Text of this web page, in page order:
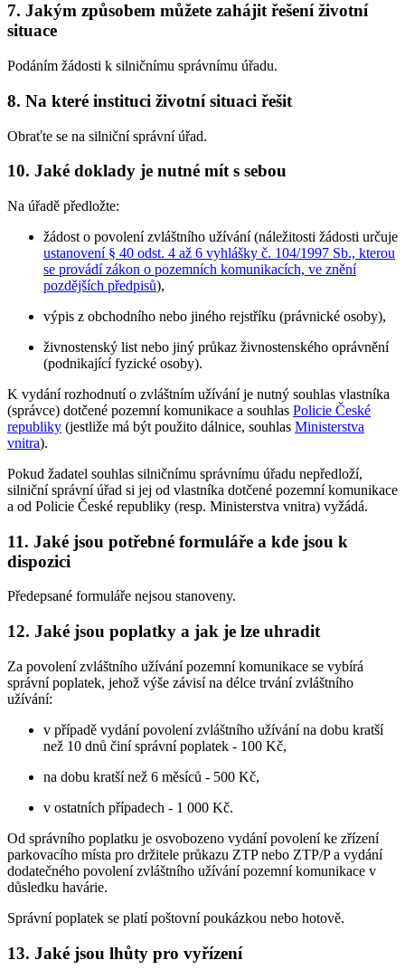
7. Jakým způsobem můžete zahájit řešení životní
situace
Podáním žádosti k silničnímu správnímu úřadu.
8. Na které instituci životní situaci řešit
Obraťte se na silniční správní úřad.
10. Jaké doklady je nutné mít s sebou
Na úřadě předložte:
žádost o povolení zvláštního užívání (náležitosti žádosti určuje
ustanovení § 40 odst. 4 až 6 vyhlášky č. 104/1997 Sb., kterou
se provádí zákon o pozemních komunikacích, ve znění
pozdějších předpisů),
výpis z obchodního nebo jiného rejstříku (právnické osoby),
živnostenský list nebo jiný průkaz živnostenského oprávnění
(podnikající fyzické osoby).
K vydání rozhodnutí o zvláštním užívání je nutný souhlas vlastníka
(správce) dotčené pozemní komunikace a souhlas Policie České
republiky (jestliže má být použito dálnice, souhlas Ministerstva
vnitra).
Pokud žadatel souhlas silničnímu správnímu úřadu nepředloží,
silniční správní úřad si jej od vlastníka dotčené pozemní komunikace
a od Policie České republiky (resp. Ministerstva vnitra) vyžádá.
11. Jaké jsou potřebné formuláře a kde jsou k
dispozici
Předepsané formuláře nejsou stanoveny.
12. Jaké jsou poplatky a jak je lze uhradit
Za povolení zvláštního užívání pozemní komunikace se vybírá
správní poplatek, jehož výše závisí na délce trvání zvláštního
užívání:
v případě vydání povolení zvláštního užívání na dobu kratší
než 10 dnů činí správní poplatek - 100 Kč,
na dobu kratší než 6 měsíců - 500 Kč,
v ostatních případech - 1 000 Kč.
Od správního poplatku je osvobozeno vydání povolení ke zřízení
parkovacího místa pro držitele průkazu ZTP nebo ZTP/P a vydání
dodatečného povolení zvláštního užívání pozemní komunikace v
důsledku havárie.
Správní poplatek se platí poštovní poukázkou nebo hotově.
13. Jaké jsou lhůty pro vyřízení